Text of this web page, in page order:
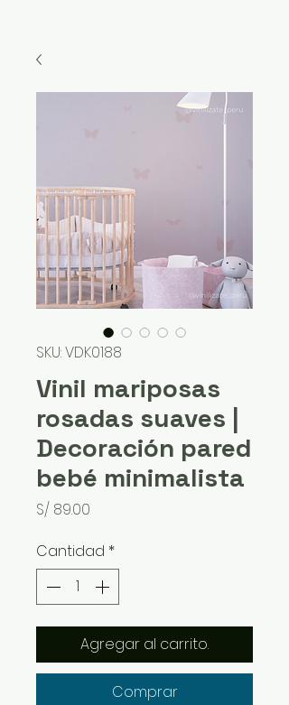
SKU: VDK0188
Vinil mariposas
rosadas suaves |
Decoración pared
bebé minimalista
S/ 89.00
Cantidad *
Agregar al carrito.
Comprar